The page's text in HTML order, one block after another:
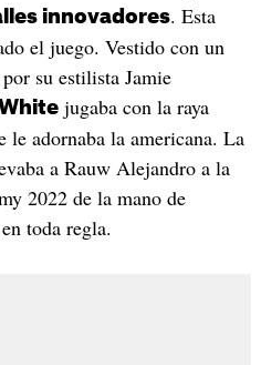
innovadores. Esta
el juego. Vestido con un
su estilista Jamie
jugaba con la raya
le adornaba la americana. La
a Rauw Alejandro a la
2022 de la mano de
toda regla.